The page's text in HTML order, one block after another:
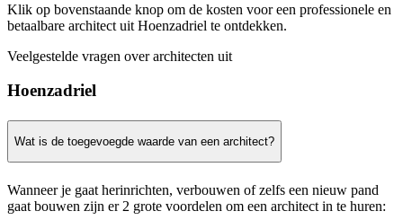
Klik op bovenstaande knop om de kosten voor een professionele en
betaalbare architect uit Hoenzadriel te ontdekken.
Veelgestelde vragen over architecten uit
Hoenzadriel
Wat is de toegevoegde waarde van een architect?
Wanneer je gaat herinrichten, verbouwen of zelfs een nieuw pand
gaat bouwen zijn er 2 grote voordelen om een architect in te huren: